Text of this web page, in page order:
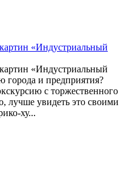
«Индустриальный
«Индустриальный
города и предприятия?
с торжественного
лучше увидеть это своими
ху...